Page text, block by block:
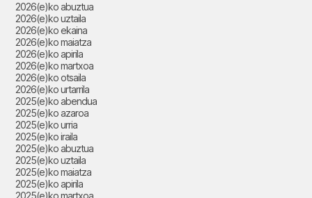
2026(e)ko abuztua
2026(e)ko uztaila
2026(e)ko ekaina
2026(e)ko maiatza
2026(e)ko apirila
2026(e)ko martxoa
2026(e)ko otsaila
2026(e)ko urtarrila
2025(e)ko abendua
2025(e)ko azaroa
2025(e)ko urria
2025(e)ko iraila
2025(e)ko abuztua
2025(e)ko uztaila
2025(e)ko maiatza
2025(e)ko apirila
2025(e)ko martxoa